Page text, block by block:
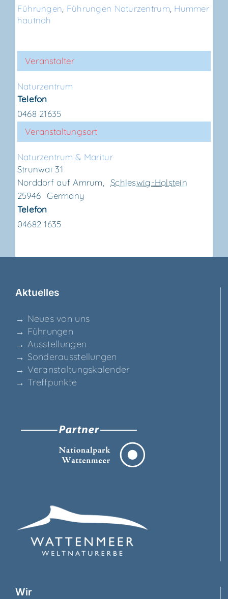
Führungen Führungen Naturzentrum Hummer
hautnah
Veranstaltungsort
Natur­zen­trum & Maritur
Strunwai 31
Norddorf auf Amrum
Schleswig-Holstein
25946 Germany
Telefon
04682 1635
Veranstalter
Natur­zen­trum
Telefon
0468 21635
Aktu­el­les
→ Neu­es von uns
→ Füh­run­gen
→ Aus­stel­lun­gen
→ Son­der­aus­stel­lun­gen
→ Ver­an­stal­tungs­ka­len­der
→ Treff­punk­te
Wir